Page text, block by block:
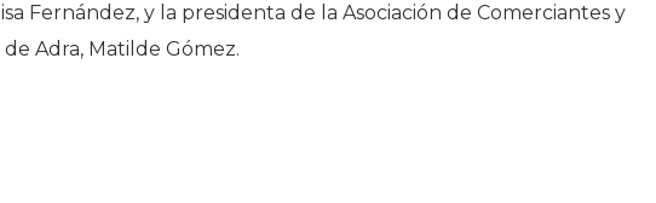
Fernández, y la presidenta de la Asociación de Comerciantes y
Adra, Matilde Gómez.